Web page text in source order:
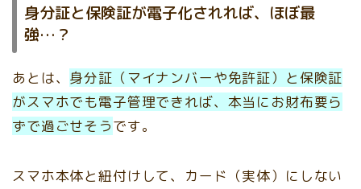
身分証と保険証が電子化されれば、ほぼ最
強…？
あとは、 身分証（マイナンバーや免許証）と保険証
がスマホでも電子管理できれば、本当にお財布要ら
ずで過ごせそうです。
スマホ本体と紐付けして、カード（実体）にしない